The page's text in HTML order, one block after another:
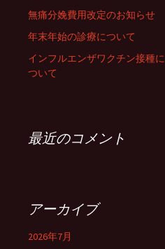
無痛分娩費用改定のお知らせ
年末年始の診療について
インフルエンザワクチン接種に
ついて
最近のコメント
アーカイブ
2026年7月